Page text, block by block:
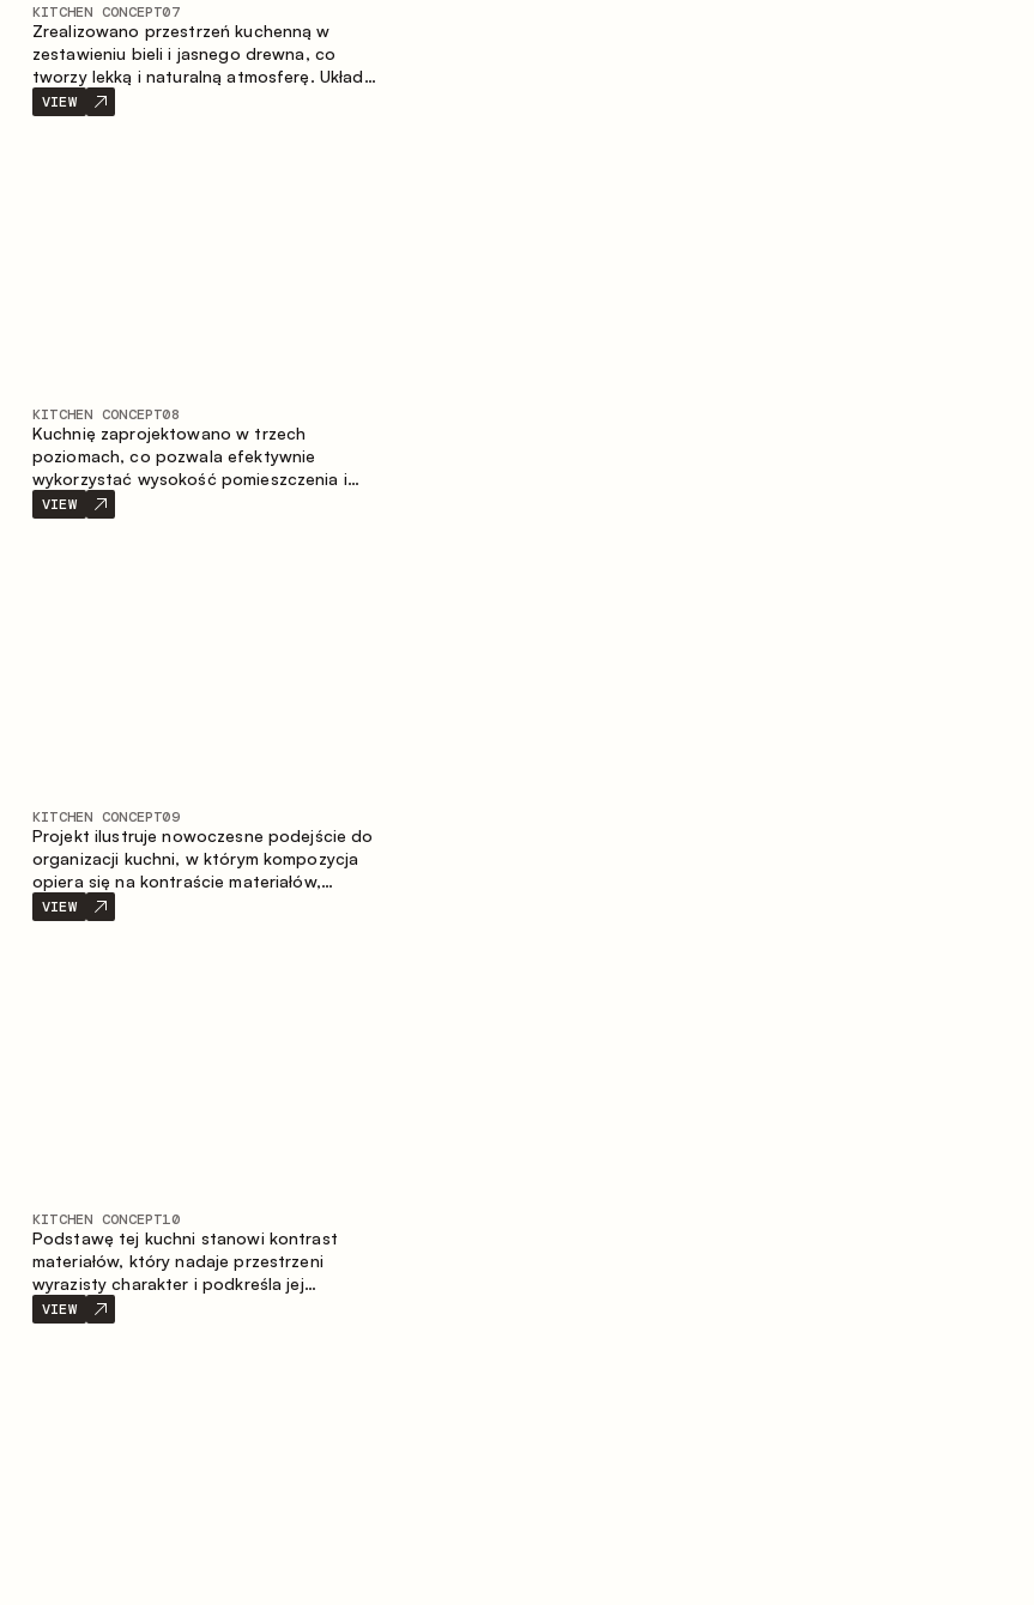
KITCHEN CONCEPT07
Zrealizowano przestrzeń kuchenną w
zestawieniu bieli i jasnego drewna, co
tworzy lekką i naturalną atmosferę. Układ
w kształcie litery U zapewnia ergonomię
oraz wygodę codziennego użytkowania, a
VIEW
KITCHEN CONCEPT08
Kuchnię zaprojektowano w trzech
poziomach, co pozwala efektywnie
wykorzystać wysokość pomieszczenia i
zapewnia wygodne, funkcjonalne
przechowywanie. Liniowy układ podkreśla
VIEW
KITCHEN CONCEPT09
Projekt ilustruje nowoczesne podejście do
organizacji kuchni, w którym kompozycja
opiera się na kontraście materiałów,
wyraźnej geometrii modułów oraz
zestawieniu otwartych i zamkniętych stref
VIEW
KITCHEN CONCEPT10
Podstawę tej kuchni stanowi kontrast
materiałów, który nadaje przestrzeni
wyrazisty charakter i podkreśla jej
indywidualność. Drewno, metal i szkło
tworzą spójną, zrównoważoną
VIEW